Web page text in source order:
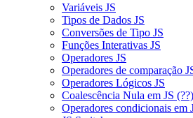
Variáveis JS
Tipos de Dados JS
Conversões de Tipo JS
Funções Interativas JS
Operadores JS
Operadores de comparação
Operadores Lógicos JS
Coalescência Nula em JS (??)
Operadores condicionais em